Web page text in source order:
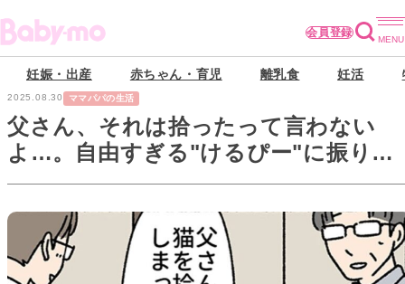
会員登録
妊娠・出産 赤ちゃん・育児 離乳食 妊活
2025.08.30 ママパパの生活
父さん、それは拾ったって言わない
よ…。自由すぎる"けるぴー"に振り回
される父の話。【ねこもんすたー#12